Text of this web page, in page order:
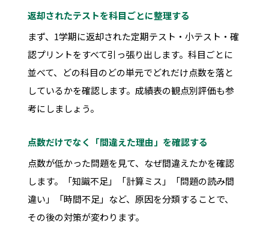
返却されたテストを科目ごとに整理する
まず、1学期に返却された定期テスト・小テスト・確
認プリントをすべて引っ張り出します。科目ごとに
並べて、どの科目のどの単元でどれだけ点数を落と
しているかを確認します。成績表の観点別評価も参
考にしましょう。
点数だけでなく「間違えた理由」を確認する
点数が低かった問題を見て、なぜ間違えたかを確認
します。「知識不足」「計算ミス」「問題の読み間
違い」「時間不足」など、原因を分類することで、
その後の対策が変わります。